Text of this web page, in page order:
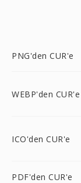
PNG'den CUR'e
WEBP'den CUR'e
ICO'den CUR'e
PDF'den CUR'e